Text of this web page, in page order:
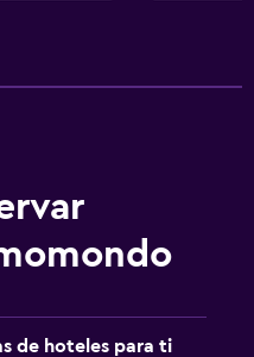
de hoteles para ti